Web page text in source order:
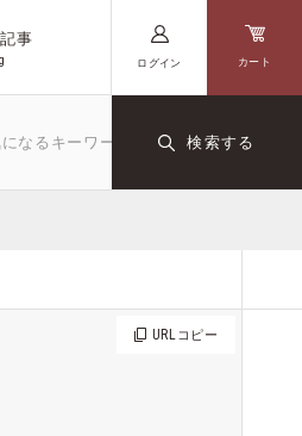
事
g
ログイン カート
ードや商品名を入力してください
検索する
コーヒー
URL コピー